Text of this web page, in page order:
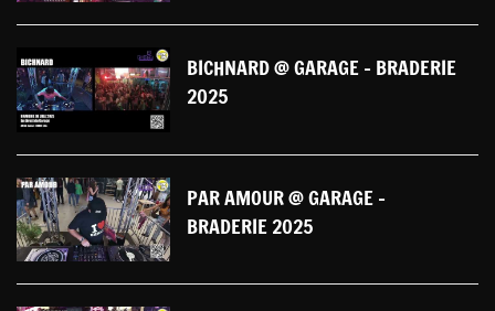
BICHNARD @ GARAGE - BRADERIE
2025
PAR AMOUR @ GARAGE -
BRADERIE 2025